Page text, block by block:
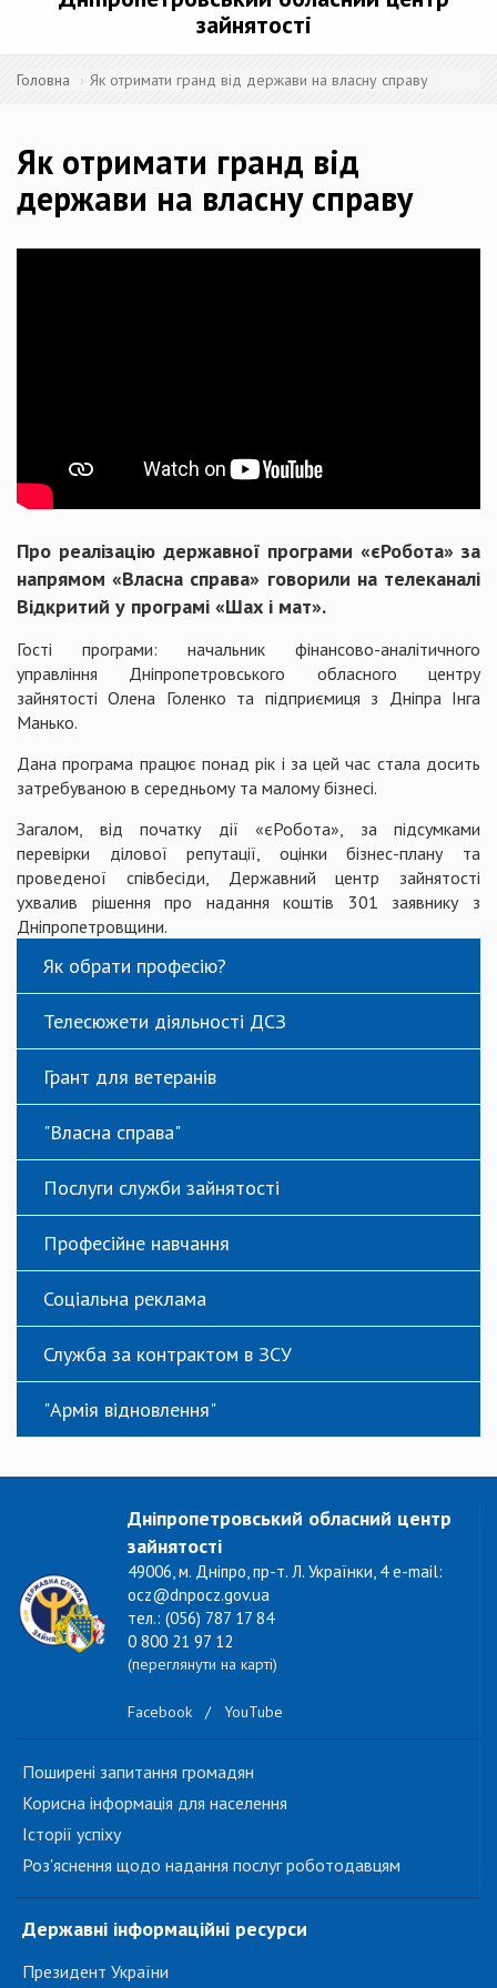
зайнятості
Головна Як отримати гранд від держави на власну справу
Як отримати гранд від
держави на власну справу
Про реалізацію державної програми «єРобота» за
напрямом «Власна справа» говорили на телеканалі
Відкритий у програмі «Шах і мат».
Гості програми: начальник фінансово-аналітичного
управління Дніпропетровського обласного центру
зайнятості Олена Голенко та підприємиця з Дніпра Інга
Манько.
Дана програма працює понад рік і за цей час стала досить
затребуваною в середньому та малому бізнесі.
Загалом, від початку дії «єРобота», за підсумками
перевірки ділової репутації, оцінки бізнес-плану та
проведеної співбесіди, Державний центр зайнятості
ухвалив рішення про надання коштів 301 заявнику з
Дніпропетровщини.
Як обрати професію?
Телесюжети діяльності ДСЗ
Грант для ветеранів
"Власна справа"
Послуги служби зайнятості
Професійне навчання
Соціальна реклама
Служба за контрактом в ЗСУ
"Армія відновлення"
Дніпропетровський обласний центр
зайнятості
49006, м. Дніпро, пр-т. Л. Українки, 4 e-mail:
ocz@dnpocz.gov.ua
тел.: (056) 787 17 84
0 800 21 97 12
(переглянути на карті)
Facebook / YouTube
Поширені запитання громадян
Корисна інформація для населення
Історії успіху
Роз'яснення щодо надання послуг роботодавцям
Державні інформаційні ресурси
Президент України